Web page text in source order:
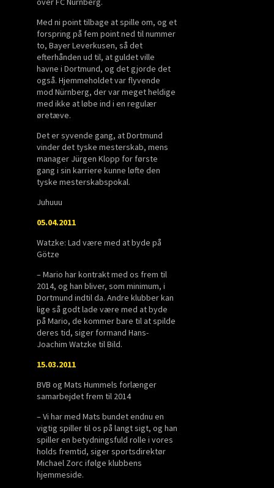
Med ni point tilbage at spille om, og et
forspring på fem point ned til nummer
to, Bayer Leverkusen, så det
efterhånden ud til, at guldet ville
havne i Dortmund, og det gjorde det
også. Hjemmeholdet var flyvende
mod Nürnberg, der var meget heldige
med ikke at løbe ind i en regulær
øretæve.
Det er syvende gang, at Dortmund
vinder det tyske mesterskab, mens
manager Jürgen Klopp for første
gang i sin karriere kunne løfte den
tyske mesterskabspokal.
Juhuuu
05.04.2011
Watzke: Lad være med at byde på
Götze
– Mario har kontrakt med os frem til
2014, og han bliver, som minimum, i
Dortmund indtil da. Andre klubber kan
lige så godt lade være med at byde
på Mario, de kommer bare til at spilde
deres tid, siger formand Hans-
Joachim Watzke til Bild.
15.03.2011
BVB og Mats Hummels forlænger
samarbejdet frem til 2014
– Vi har med Mats bundet endnu en
vigtig spiller til os på langt sigt, og han
spiller en betydningsfuld rolle i vores
holds fremtid, siger sportsdirektør
Michael Zorc ifølge klubbens
hjemmeside.